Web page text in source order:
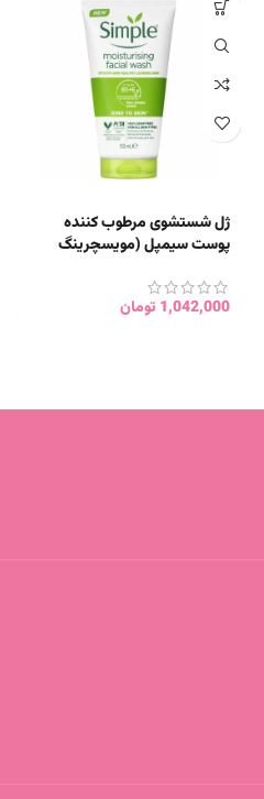
ژل شستشوی مرطوب کننده
پوست سیمپل (مویسچرینگ
1,042,000 تومان